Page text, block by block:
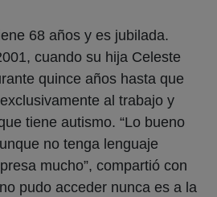
68 años y es jubilada.
cuando su hija Celeste
quince años hasta que
al trabajo y
tiene autismo. “Lo bueno
no tenga lenguaje
mucho”, compartió con
pudo acceder nunca es a la